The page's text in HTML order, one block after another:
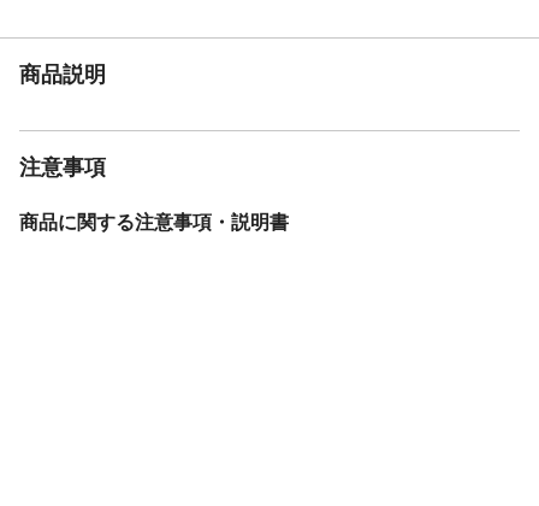
商品説明
注意事項
商品に関する注意事項・説明書